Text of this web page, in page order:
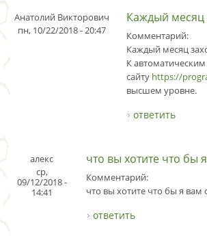
Анатолий Викторович
пн, 10/22/2018 - 20:47
Каждый месяц
Комментарий:
Каждый месяц
К
сайту https://
высшем уровне.
ответить
алекс
ср,
09/12/2018 -
14:41
что вы хотите что бы
Комментарий:
что вы хотите что бы я вам
ответить